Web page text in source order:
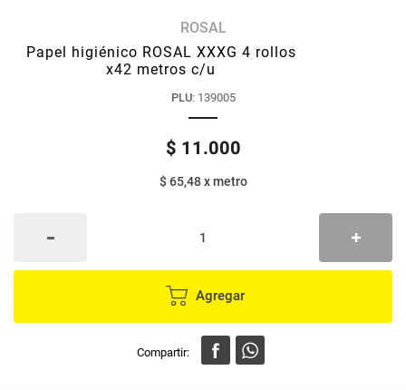
ROSAL
Papel higiénico ROSAL XXXG 4 rollos
x42 metros c/u
PLU: 139005
$ 11.000
$ 65,48xmetro
Agregar